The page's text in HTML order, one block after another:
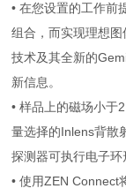
• 在您设置的工作前
组合，而实现理想
技术及其全新的
新信息。
• 样品上的磁场小于
量选择的Inlens背散
探测器可执行电子环
• 使用ZEN Connect